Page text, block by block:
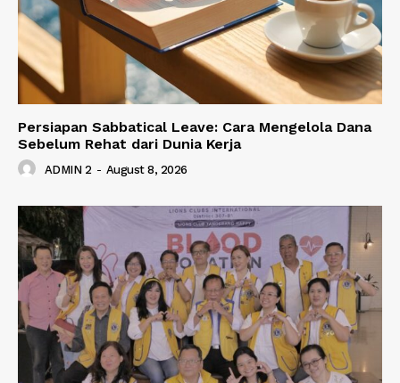
Persiapan Sabbatical Leave: Cara Mengelola Dana
Sebelum Rehat dari Dunia Kerja
ADMIN 2 - August 8, 2026